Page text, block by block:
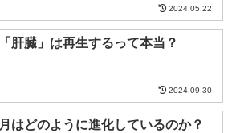
2024.05.22
「肝臓」は再生するって本当？
2024.09.30
月はどのように進化しているのか？